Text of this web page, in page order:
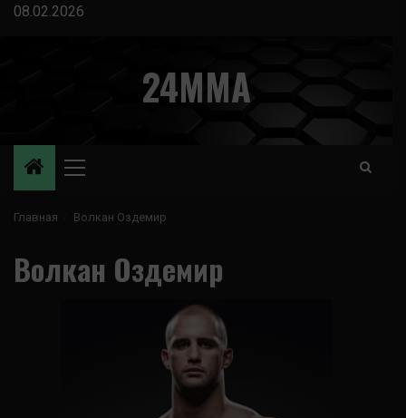
Перейти
08.02.2026
24MMA
Основное
Главная Волкан Оздемир
Волкан Оздемир